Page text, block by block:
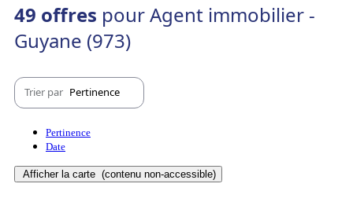
49 offres pour Agent immobilier -
Guyane (973)
Trier par Pertinence
Pertinence
Date
Afficher la carte (contenu non-accessible)